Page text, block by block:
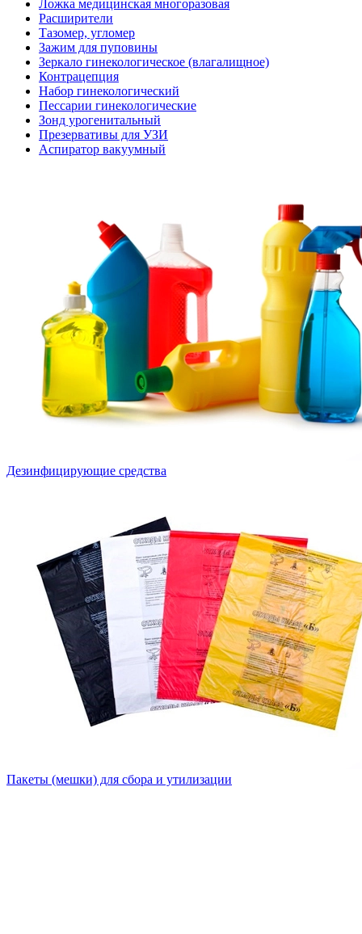
Ложка медицинская многоразовая
Расширители
Тазомер, угломер
Зажим для пуповины
Зеркало гинекологическое (влагалищное)
Контрацепция
Набор гинекологический
Пессарии гинекологические
Зонд урогенитальный
Презервативы для УЗИ
Аспиратор вакуумный
Дезинфицирующие средства
Пакеты (мешки) для сбора и утилизации